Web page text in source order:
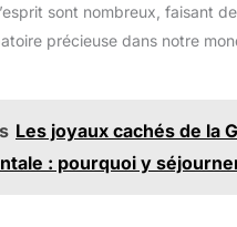
sont nombreux, faisant
précieuse dans notre
Les joyaux cachés de la
: pourquoi y